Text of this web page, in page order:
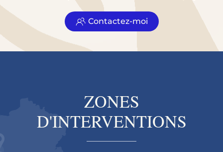
Contactez-moi
ZONES
D'INTERVENTIONS